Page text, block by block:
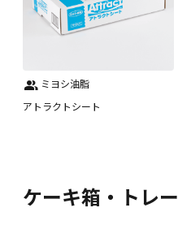
ミヨシ油脂
アトラクトシート
ケーキ箱・トレー